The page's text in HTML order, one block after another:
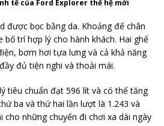
tế của Ford Explorer thế hệ mới
được bọc bằng da. Khoảng để chân
bố trí hợp lý cho hành khách. Hai ghế
bơm hơi tựa lưng và cả khả năng
đủ tiện nghi và thoải mái.
tiêu chuẩn đạt 596 lít và có thể tăng
ba và thứ hai lần lượt là 1.243 và
cho những chuyến đi chơi xa dài ngày